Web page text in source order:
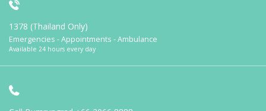
1378 (Thailand Only)
Emergencies - Appointments - Ambulance
Available 24 hours every day